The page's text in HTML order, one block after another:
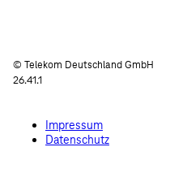
© Telekom Deutschland GmbH
26.41.1
Impressum
Datenschutz